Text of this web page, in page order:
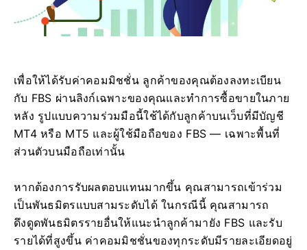
เพื่อให้ได้รับค่าคอมมิชชั่น ลูกค้าของคุณต้องลงทะเบียน
กับ FBS ผ่านลิงก์เฉพาะของคุณและทำการซื้อขายในภาย
หลัง รูปแบบความร่วมมือนี้ใช้ได้กับลูกค้าบนเว็บที่มีบัญชี
MT4 หรือ MT5 และผู้ใช้มือถือของ FBS — เฉพาะพื้นที่
ส่วนตัวบนมือถือเท่านั้น
หากต้องการรับผลตอบแทนมากขึ้น คุณสามารถเข้าร่วม
เป็นพันธมิตรแบบสามระดับได้ ในกรณีนี้ คุณสามารถ
ดึงดูดพันธมิตรรายอื่นให้แนะนำลูกค้ามายัง FBS และรับ
รายได้ที่สูงขึ้น ค่าคอมมิชชั่นของทุกระดับมีรายละเอียดอยู่